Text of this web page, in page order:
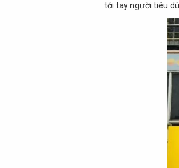
tới tay người tiêu